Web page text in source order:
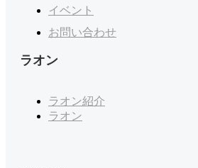
イベント
お問い合わせ
ラオン
ラオン紹介
ラオン